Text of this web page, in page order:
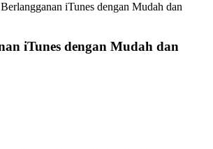
iTunes dengan Mudah dan
iTunes dengan Mudah dan